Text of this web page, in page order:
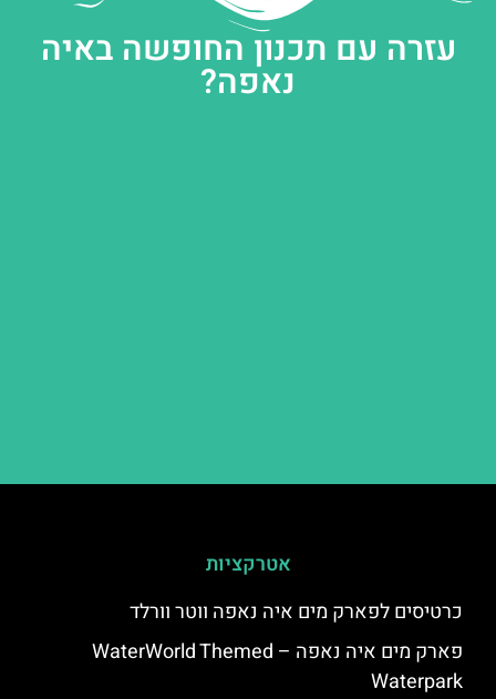
עזרה עם תכנון החופשה באיה
נאפה?
אטרקציות
כרטיסים לפארק מים איה נאפה ווטר וורלד
פארק מים איה נאפה – ‪‪WaterWorld Themed
Waterpark‬‬